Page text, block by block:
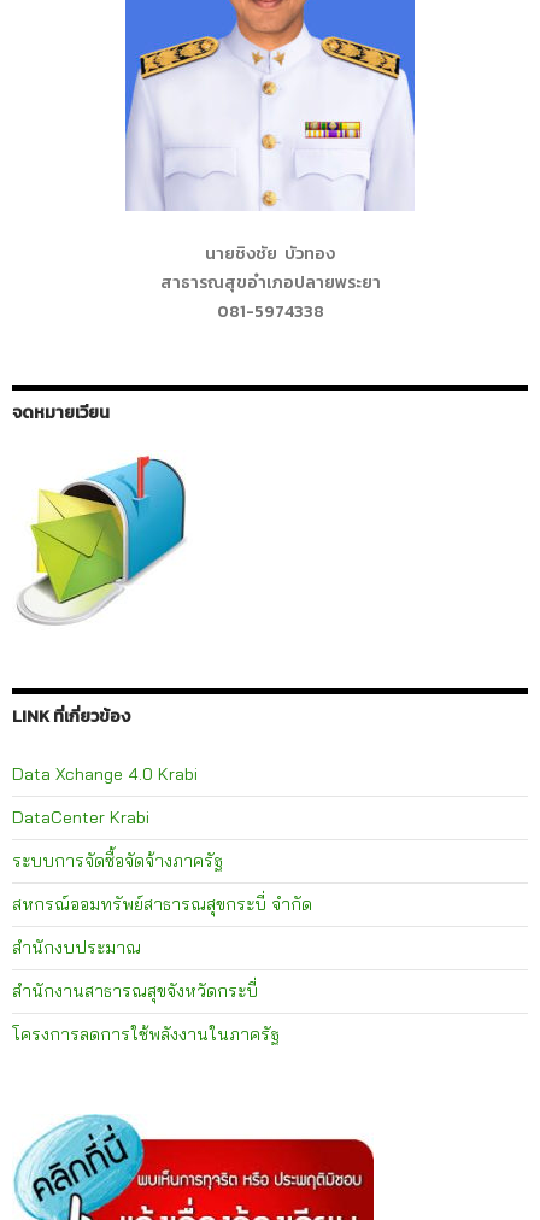
นายชิงชัย บัวทอง
สาธารณสุขอำเภอปลายพระยา
081-5974338
จดหมายเวียน
LINK ที่เกี่ยวข้อง
Data Xchange 4.0 Krabi
DataCenter Krabi
ระบบการจัดซื้อจัดจ้างภาครัฐ
สหกรณ์ออมทรัพย์สาธารณสุขกระบี่ จำกัด
สำนักงบประมาณ
สำนักงานสาธารณสุขจังหวัดกระบี่
โครงการลดการใช้พลังงานในภาครัฐ